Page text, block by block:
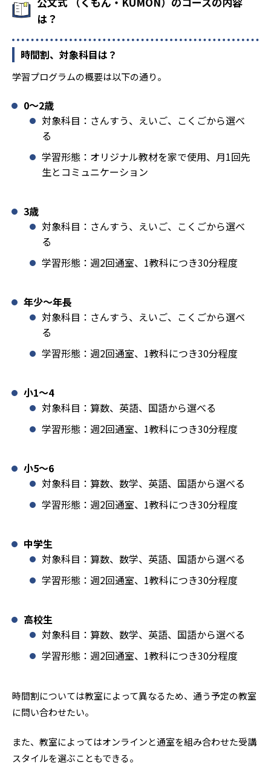
は？
時間割、対象科目は？
学習プログラムの概要は以下の通り。
0〜2歳
対象科目：さんすう、えいご、こくごから選べ
る
学習形態：オリジナル教材を家で使用、月1回先
生とコミュニケーション
3歳
対象科目：さんすう、えいご、こくごから選べ
る
学習形態：週2回通室、1教科につき30分程度
年少〜年長
対象科目：さんすう、えいご、こくごから選べ
る
学習形態：週2回通室、1教科につき30分程度
小1️〜4
対象科目：算数、英語、国語から選べる
学習形態：週2回通室、1教科につき30分程度
小5〜6
対象科目：算数、数学、英語、国語から選べる
学習形態：週2回通室、1教科につき30分程度
中学生
対象科目：算数、数学、英語、国語から選べる
学習形態：週2回通室、1教科につき30分程度
高校生
対象科目：算数、数学、英語、国語から選べる
学習形態：週2回通室、1教科につき30分程度
時間割については教室によって異なるため、通う予定の教室
に問い合わせたい。
また、教室によってはオンラインと通室を組み合わせた受講
スタイルを選ぶこともできる。